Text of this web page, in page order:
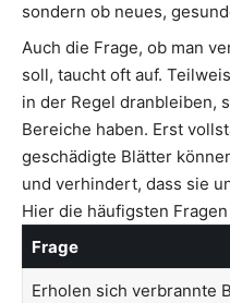
sondern ob neues,
Auch die Frage, ob man
soll, taucht oft auf.
in der Regel dranbleiben,
Bereiche haben. Erst
geschädigte Blätter
und verhindert, dass sie
Hier die häufigsten
Frage
Erholen sich verbrannte